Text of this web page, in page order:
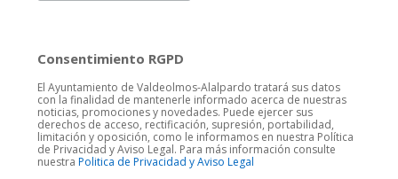
Consentimiento RGPD
El Ayuntamiento de Valdeolmos-Alalpardo tratará sus datos
con la finalidad de mantenerle informado acerca de nuestras
noticias, promociones y novedades. Puede ejercer sus
derechos de acceso, rectificación, supresión, portabilidad,
limitación y oposición, como le informamos en nuestra Política
de Privacidad y Aviso Legal. Para más información consulte
nuestra Politica de Privacidad y Aviso Legal